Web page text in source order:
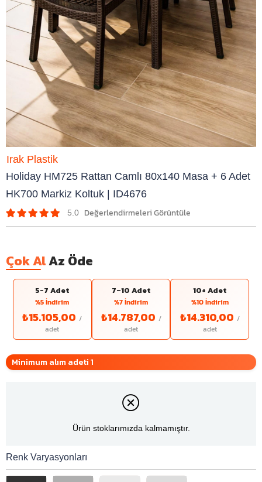
Holiday HM725 Rattan Camlı 80x140 Masa + 6 Adet
HK700 Markiz Koltuk | ID4676
5.0
Irak Plastik
Çok AlAz Öde
5-7 Adet
%5 İndirim
₺15.105,00
7–10 Adet
%7 İndirim
₺14.787,00
10+ Adet
%10 İndirim
₺14.310,00
Minimum alım adeti 1
Ürün stoklarımızda kalmamıştır.
Renk Varyasyonları